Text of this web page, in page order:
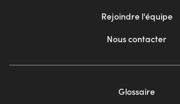
Rejoindre l'équipe
Nous contacter
Glossaire